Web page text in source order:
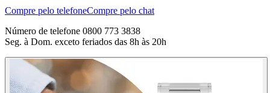
Compre pelo telefoneCompre pelo chat
Número de telefone 0800 773 3838
Seg. à Dom. exceto feriados das 8h às 20h